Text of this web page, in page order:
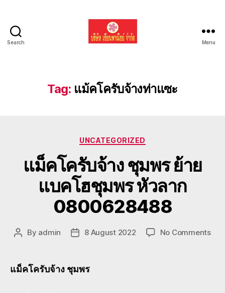
Search
รถ
แบค
Menu
Tag: แม้คโครับจ้างท่าแซะ
Categories
UNCATEGORIZED
แม็คโครับจ้าง ชุมพร ย้าย
แบคโฮชุมพร หัวลาก
0800628488
Post
By admin
Post8 August 2022 No Commentson
แม็คโครับจ้าง ชุมพร